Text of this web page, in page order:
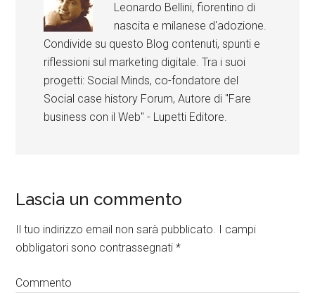
Leonardo Bellini, fiorentino di
nascita e milanese d'adozione.
Condivide su questo Blog contenuti, spunti e
riflessioni sul marketing digitale. Tra i suoi
progetti: Social Minds, co-fondatore del
Social case history Forum, Autore di "Fare
business con il Web" - Lupetti Editore.
Lascia un commento
Il tuo indirizzo email non sarà pubblicato. I campi
obbligatori sono contrassegnati*
Commento